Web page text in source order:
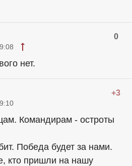
0
нет.
+3
Командирам - остроты
Победа будет за нами.
кто пришли на нашу